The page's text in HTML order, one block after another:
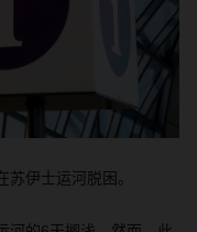
苏伊士运河脱困。